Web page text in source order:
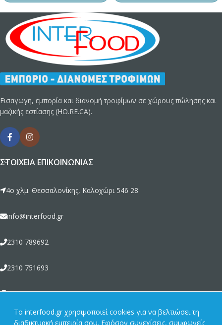
Εισαγωγή, εμπορία και διανομή τροφίμων σε χώρους πώλησης και
μαζικής εστίασης (HO.RE.CA).
ΣΤΟΙΧΕΊΑ ΕΠΙΚΟΙΝΩΝΊΑΣ
4ο χλμ. Θεσσαλονίκης, Καλοχώρι 546 28
info@interfood.gr
2310 789692
2310 751693
2310 789464
To interfood.gr χρησιμοποιεί cookies για να βελτιώσει τη
διαδικτυακή εμπειρία σου. Εφόσον συνεχίσεις, συμφωνείς